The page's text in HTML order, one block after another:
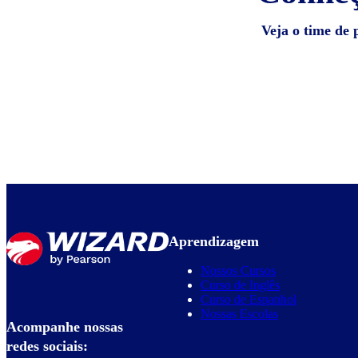
Veja o time de
Acompanhe nossas
redes sociais:
Aprendizagem
Nossos Cursos
Curso de Inglês
Curso de Espanhol
Nossas Escolas